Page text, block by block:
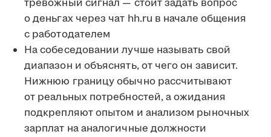
тревожный сигнал — стоит задать вопрос
о деньгах через чат hh.ru в начале общения
с работодателем
На собеседовании лучше называть свой
диапазон и объяснять, от чего он зависит.
Нижнюю границу обычно рассчитывают
от реальных потребностей, а ожидания
подкрепляют опытом и анализом рыночных
зарплат на аналогичные должности